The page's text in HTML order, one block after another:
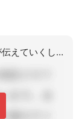
そうなんですよね。そこら辺は支援者が伝えていくしかないですね。返信ありがとうござ